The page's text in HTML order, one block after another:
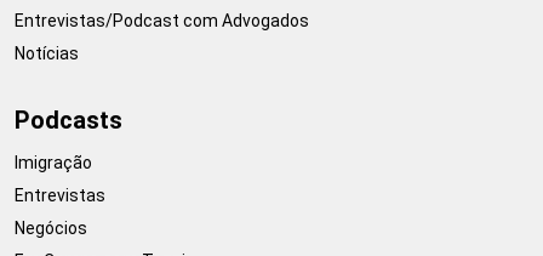
Entrevistas/Podcast com Advogados
Notícias
Podcasts
Imigração
Entrevistas
Negócios